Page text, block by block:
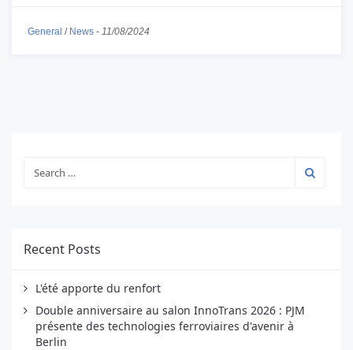
General / News - 11/08/2024
Recent Posts
L'été apporte du renfort
Double anniversaire au salon InnoTrans 2026 : PJM
présente des technologies ferroviaires d'avenir à
Berlin